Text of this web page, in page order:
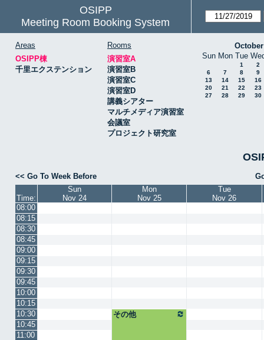
OSIPP
Meeting Room Booking System
Areas
OSIPP棟
千里エクステンション
Rooms
演習室A
演習室B
演習室C
演習室D
講義シアター
マルチメディア演習室
会議室
プロジェクト研究室
Sun Mon Tue
1
2
6
7 8
9
13
14 15
16
20
21 22
23
27
28 29 30
<< Go To Week Before
Time:
Sun
Nov 24
Mon
Nov 25
Tue
Nov 26
08:00
08:15
08:30
08:45
09:00
09:15
09:30
09:45
10:00
10:15
10:30
その他
10:45
11:00